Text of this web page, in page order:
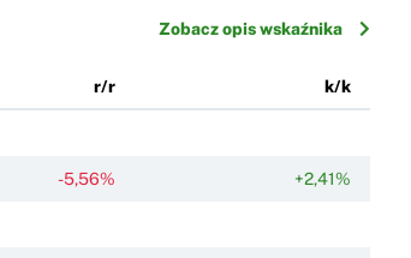
Zobacz opis wskaźnika
r/r k/k
-5,56% +2,41%